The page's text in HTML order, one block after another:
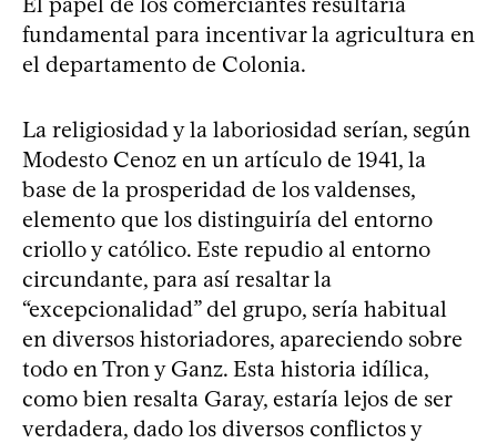
fundamental para incentivar la agricultura en
el departamento de Colonia.
La religiosidad y la laboriosidad serían, según
Modesto Cenoz en un artículo de 1941, la
base de la prosperidad de los valdenses,
elemento que los distinguiría del entorno
criollo y católico. Este repudio al entorno
circundante, para así resaltar la
“excepcionalidad” del grupo, sería habitual
en diversos historiadores, apareciendo sobre
todo en Tron y Ganz. Esta historia idílica,
como bien resalta Garay, estaría lejos de ser
verdadera, dado los diversos conflictos y